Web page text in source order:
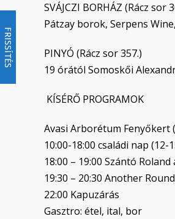
FRISSÍTÉS
SVÁJCZI BORHÁZ (Rácz sor
Pátzay borok, Serpens
PINYÓ (Rácz sor 357.)
19 órától Somoskői
KÍSÉRŐ PROGRAMOK
Avasi Arborétum Fenyőkert
10:00-18:00 családi nap
18:00 – 19:00 Szántó
19:30 – 20:30 Another
22:00 Kapuzárás
Gasztro: étel, ital, bor